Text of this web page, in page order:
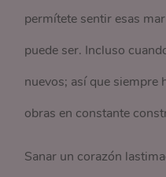
permítete sentir esas
puede ser. Incluso
nuevos; así que siempre
obras en constante
Sanar un corazón